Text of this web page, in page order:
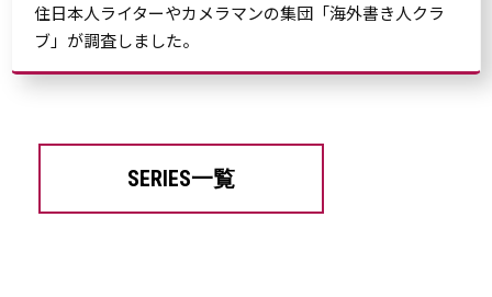
住日本人ライターやカメラマンの集団「海外書き人クラ
ブ」が調査しました。
SERIES一覧